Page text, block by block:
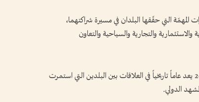
المهمّة التي حقّقها البلدان في مسيرة شراكتهما،
والتجارية والسياحية والتعاون
وقال في تصريح بمناسبة اليوم الوطني الإيطالي، إن عام 2026 يعد عاماً تاريخياً في العلاقات بين البلدين التي استمرت
الدولي.